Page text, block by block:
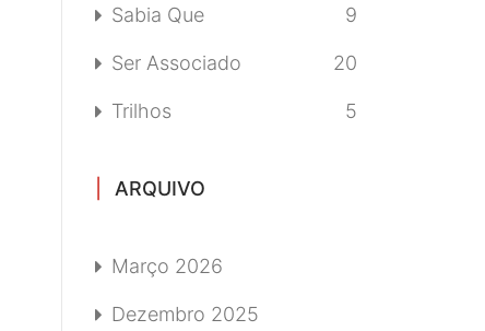
Sabia Que 9
Ser Associado 20
Trilhos 5
ARQUIVO
Março 2026
Dezembro 2025